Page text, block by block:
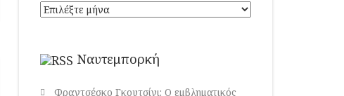
Αρχείο
Άρθρων
Ναυτεμπορκή
Φραντσέσκο Γκουτσίνι: Ο εμβληματικός